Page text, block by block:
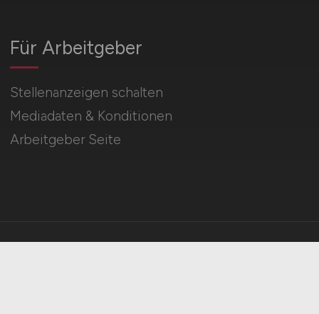
Für Arbeitgeber
Stellenanzeigen schalten
Mediadaten & Konditionen
Arbeitgeber Seite